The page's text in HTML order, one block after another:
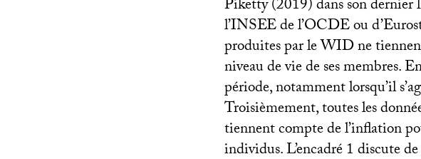
Piketty (2019) dans son dernier
l’INSEEde l’OCDEou
produites par leWIDne
niveau de vie de ses membres.
période, notamment lorsqu’il
Troisièmement, toutes les
tiennent compte de l’inflation
individus. L’encadré 1 discute